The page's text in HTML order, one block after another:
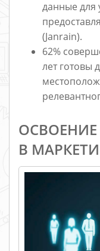
данные для
(Janrain).
62%
лет готовы
В